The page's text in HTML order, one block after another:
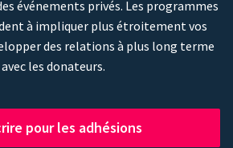
événements privés. Les programmes
à impliquer plus étroitement vos
des relations à plus long terme
avec les donateurs.
pour les adhésions